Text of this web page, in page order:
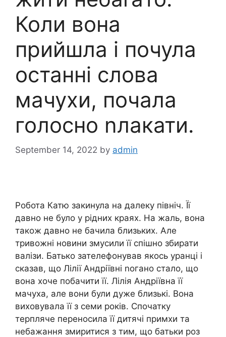
Коли вона
прийшла і почула
останні слова
мачухи, почала
голосно nлакати.
September 14, 2022 by admin
Робота Катю закинула на далеку північ. Її
давно не було у рідних краях. На жаль, вона
також давно не бачила близьких. Але
тривожні новини змусили її спішно збирати
валізи. Батько зателефонував якось уранці і
сказав, що Лілії Андріївні nогано стало, що
вона хоче побачити її. Лілія Андріївна її
мачуха, але вони були дуже близькі. Вона
виховувала її з семи років. Спочатку
терпляче переносила її дитячі примхи та
небажання змиритися з тим, що батьки роз